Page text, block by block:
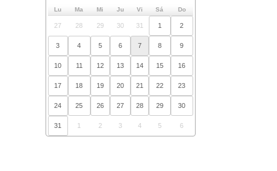
Lu Ma Mi Ju Vi Sá Do
27 28 29 30 31 1 2
3 4 5 6 7 8 9
10 11 12 13 14 15 16
17 18 19 20 21 22 23
24 25 26 27 28 29 30
31 1 2 3 4 5 6